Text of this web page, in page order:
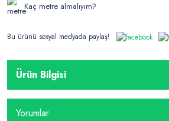
Kaç metre almalıyım?
Bu ürünü sosyal medyada paylaş!
Ürün Bilgisi
Yorumlar